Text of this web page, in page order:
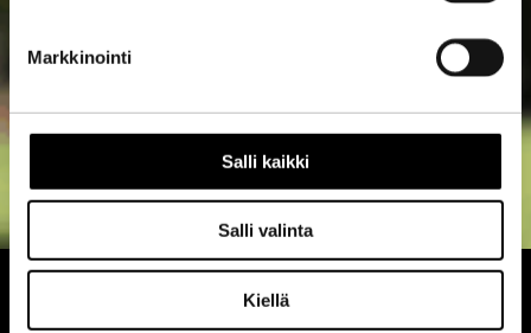
Markkinointi
Salli kaikki
Salli valinta
Kiellä